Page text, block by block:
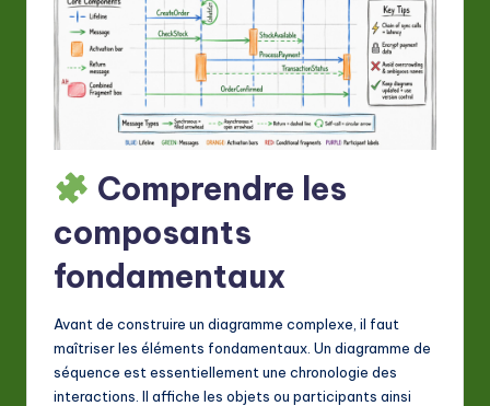
In
ti
Comprendre les
composants
fondamentaux
Avant de construire un diagramme complexe, il faut
maîtriser les éléments fondamentaux. Un diagramme de
séquence est essentiellement une chronologie des
interactions. Il affiche les objets ou participants ainsi